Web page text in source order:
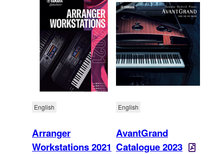
Arranger
Workstations 2021
English
AvantGrand
Catalogue 2023
English